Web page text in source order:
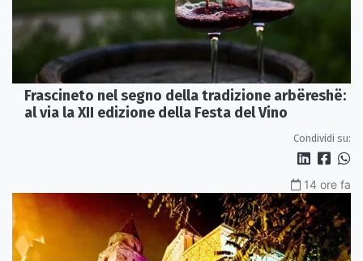
Frascineto nel segno della tradizione arbëreshë:
al via la XII edizione della Festa del Vino
Condividi su:
14 ore fa